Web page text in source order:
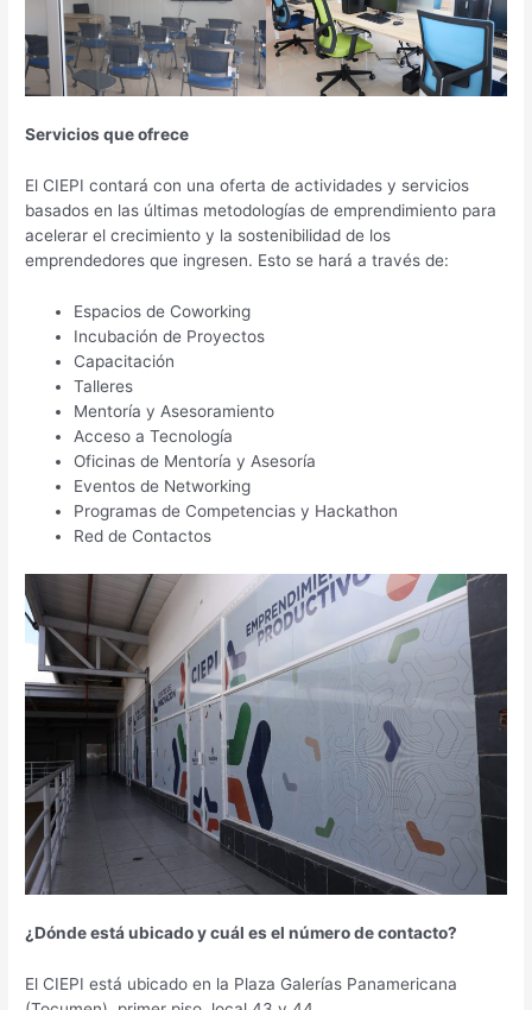
Servicios que ofrece
El CIEPI contará con una oferta de actividades y servicios
basados en las últimas metodologías de emprendimiento para
acelerar el crecimiento y la sostenibilidad de los
emprendedores que ingresen. Esto se hará a través de:
Espacios de Coworking
Incubación de Proyectos
Capacitación
Talleres
Mentoría y Asesoramiento
Acceso a Tecnología
Oficinas de Mentoría y Asesoría
Eventos de Networking
Programas de Competencias y Hackathon
Red de Contactos
¿Dónde está ubicado y cuál es el número de contacto?
El CIEPI está ubicado en la Plaza Galerías Panamericana